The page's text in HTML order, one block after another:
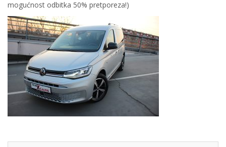
mogućnost odbitka 50% pretporeza!)